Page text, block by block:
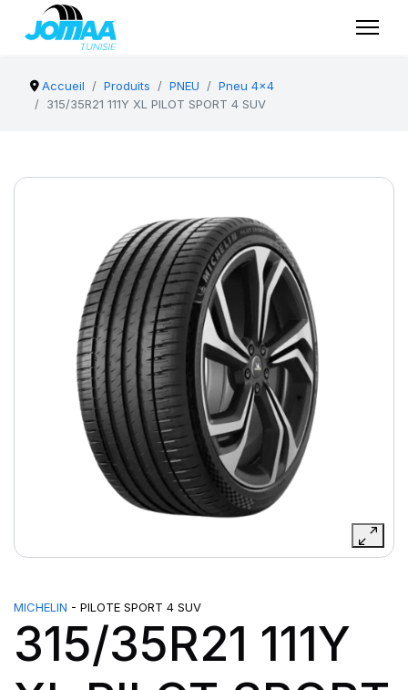
Accueil Produits PNEU
Pneu 4x4
315/35R21 111Y XL PILOT SPORT 4 SUV
MICHELIN - PILOTE SPORT 4 SUV
315/35R21 111Y